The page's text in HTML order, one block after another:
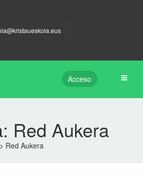
Acceso
Red Aukera
> Red Aukera